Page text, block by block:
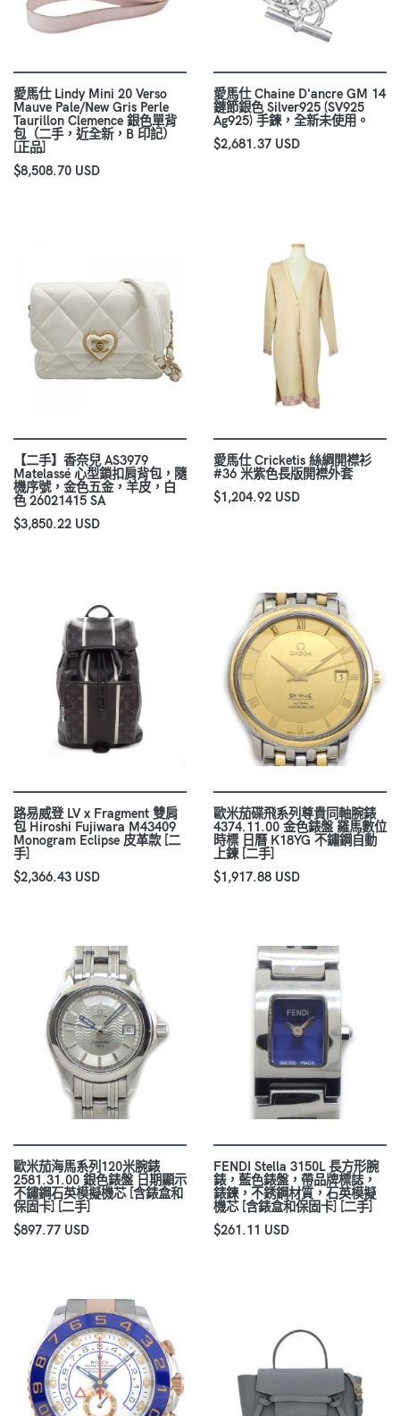
愛馬仕 Lindy Mini 20 Verso
Mauve Pale/New Gris Perle
Taurillon Clemence 銀色單背
包（二手，近全新，B 印記）
[正品]
$8,508.70 USD
愛馬仕 Chaine D'ancre GM 14
鏈節銀色 Silver925 (SV925
Ag925) 手鍊，全新未使用。
$2,681.37 USD
【二手】香奈兒 AS3979
Matelassé 心型鎖扣肩背包，隨
機序號，金色五金，羊皮，白
色 26021415 SA
$3,850.22 USD
愛馬仕 Cricketis 絲綢開襟衫
#36 米紫色長版開襟外套
$1,204.92 USD
路易威登 LV x Fragment 雙肩
包 Hiroshi Fujiwara M43409
Monogram Eclipse 皮革款 [二
手]
$2,366.43 USD
歐米茄碟飛系列尊貴同軸腕錶
4374.11.00 金色錶盤 羅馬數位
時標 日曆 K18YG 不鏽鋼自動
上鍊 [二手]
$1,917.88 USD
歐米茄海馬系列120米腕錶
2581.31.00 銀色錶盤 日期顯示
不鏽鋼石英模擬機芯 [含錶盒和
保固卡] [二手]
$897.77 USD
FENDI Stella 3150L 長方形腕
錶，藍色錶盤，帶品牌標誌，
錶鍊，不銹鋼材質，石英模擬
機芯 [含錶盒和保固卡] [二手]
$261.11 USD